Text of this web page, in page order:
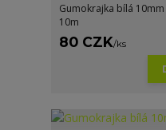
Gumokrajka bílá
10m
80 CZK/ks